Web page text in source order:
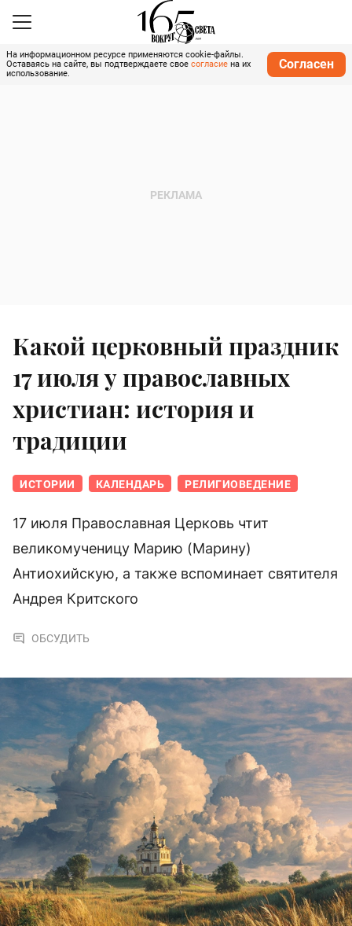
На информационном ресурсе применяются cookie-файлы.
Оставаясь на сайте, вы подтверждаете свое согласие на их
использование.
Согласен
Какой церковный праздник
17 июля у православных
христиан: история и
традиции
ИСТОРИИ КАЛЕНДАРЬ РЕЛИГИОВЕДЕНИЕ
17 июля Православная Церковь чтит
великомученицу Марию (Марину)
Антиохийскую, а также вспоминает святителя
Андрея Критского
ОБСУДИТЬ